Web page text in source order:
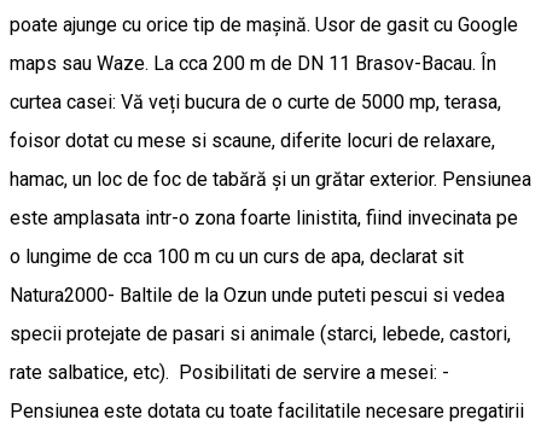
poate ajunge cu orice tip de mașină. Usor de gasit cu Google
maps sau Waze. La cca 200 m de DN 11 Brasov-Bacau. În
curtea casei: Vă veți bucura de o curte de 5000 mp, terasa,
foisor dotat cu mese si scaune, diferite locuri de relaxare,
hamac, un loc de foc de tabără și un grătar exterior. Pensiunea
este amplasata intr-o zona foarte linistita, fiind invecinata pe
o lungime de cca 100 m cu un curs de apa, declarat sit
Natura2000- Baltile de la Ozun unde puteti pescui si vedea
specii protejate de pasari si animale (starci, lebede, castori,
rate salbatice, etc). Posibilitati de servire a mesei: -
Pensiunea este dotata cu toate facilitatile necesare pregatirii